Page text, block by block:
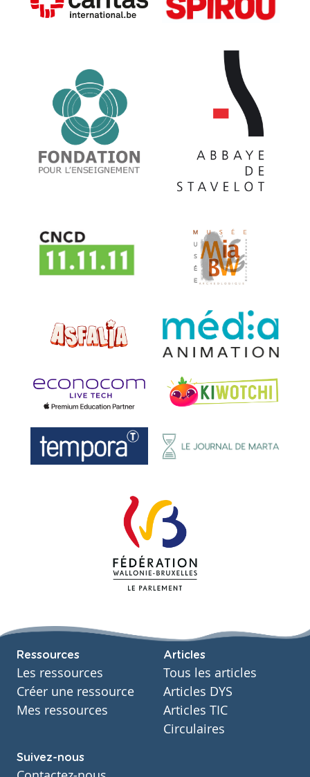
Ressources
Les ressources
Créer une ressource
Mes ressources
Articles
Tous les articles
Articles DYS
Articles TIC
Circulaires
Suivez-nous